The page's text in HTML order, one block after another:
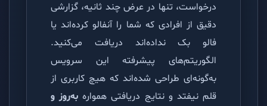
درخواست، تنها در عرض چند ثانیه، گزارشی
دقیق از افرادی که شما را آنفالو کرده‌اند یا
فالو بک نداده‌اند دریافت می‌کنید.
الگوریتم‌های پیشرفته این سرویس
به‌گونه‌ای طراحی شده‌اند که هیچ کاربری از
قلم نیفتد و نتایج دریافتی همواره به‌روز و